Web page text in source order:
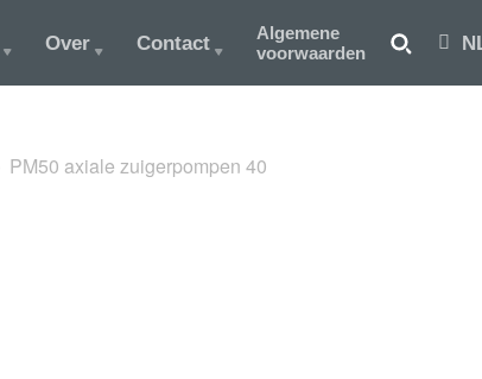
PM50 axiale zuigerpompen 40
Over Contact
Algemene
voorwaarden